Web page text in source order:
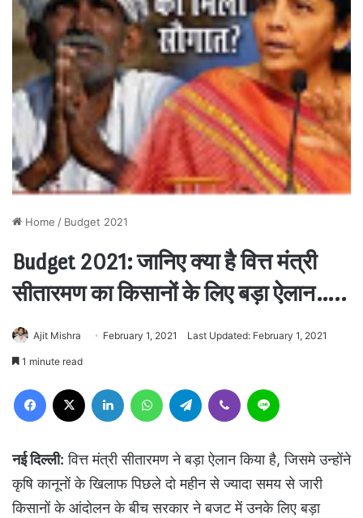
Home / Budget 2021
Budget 2021: जानिए क्या है वित्त मंत्री
सीतारमण का किसानों के लिए बड़ा ऐलान…..
Ajit Mishra February 1, 2021 Last Updated: February 1, 2021
1 minute read
Facebook LinkedIn WhatsAppTelegram Viber
नई दिल्ली: वित्त मंत्री सीतारमण ने बड़ा ऐलान किया है, जिसमे उन्होंने
कृषि कानूनों के खिलाफ पिछले दो महीन से ज्यादा समय से जारी
किसानों के आंदोलन के बीच सरकार ने बजट में उनके लिए बड़ा